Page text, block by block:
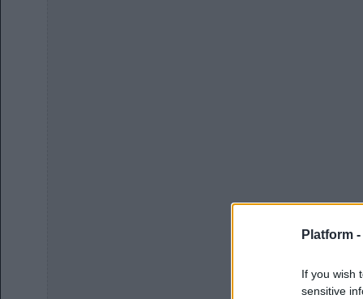
Platform -
If you wish
sensitive